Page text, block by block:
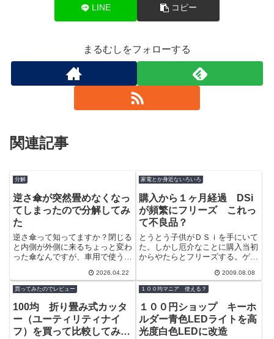
LINE コピー
まるむしをフォローする
関連記事
分解
逆さ傘が突然畳めなくなっ
てしまったので分解してみ
た
逆さ傘って知ってますか？閉じる
と内側が外側に来るちょっと変わ
った傘なんですが、車用で使うと
濡れないので便利なんです。これ
がある日前...
2026.04.22
家電とか身近ないろいろ
購入から１ヶ月経過 DSi
が頻繁にフリーズ これっ
て不良品？
とうとう子供がＤＳｉを手にいて
た。しかし厄介なことに購入当初
からやたらとフリーズする。ゲー
だが、電源投入時にフリーズする
のだ。ロゴ...
2009.08.08
買ってみたのでレビュー
100均 折り畳み式カッタ
ー（ユーティリティナイ
フ）を買って比較してみ
１００均マニア 使える？
１００円ショップ キーホ
ルダー青色LEDライトを高
光度白色LEDに改造